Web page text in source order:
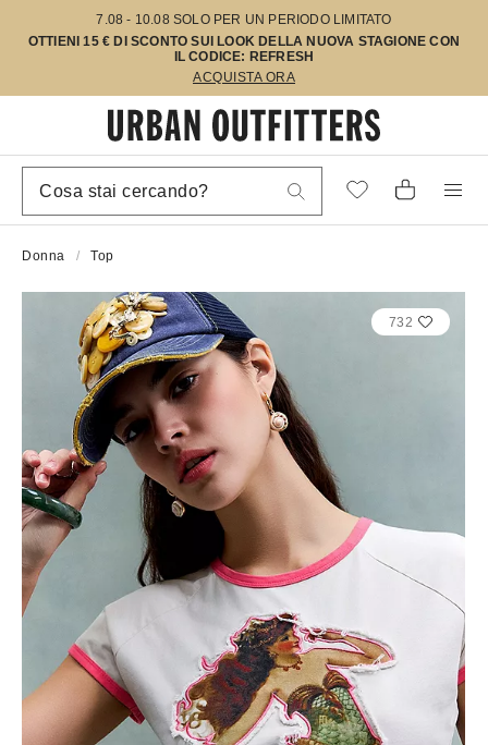
7.08 - 10.08 SOLO PER UN PERIODO LIMITATO
OTTIENI 15 € DI SCONTO SUI LOOK DELLA NUOVA STAGIONE CON
IL CODICE: REFRESH
ACQUISTA ORA
Donna Top
732